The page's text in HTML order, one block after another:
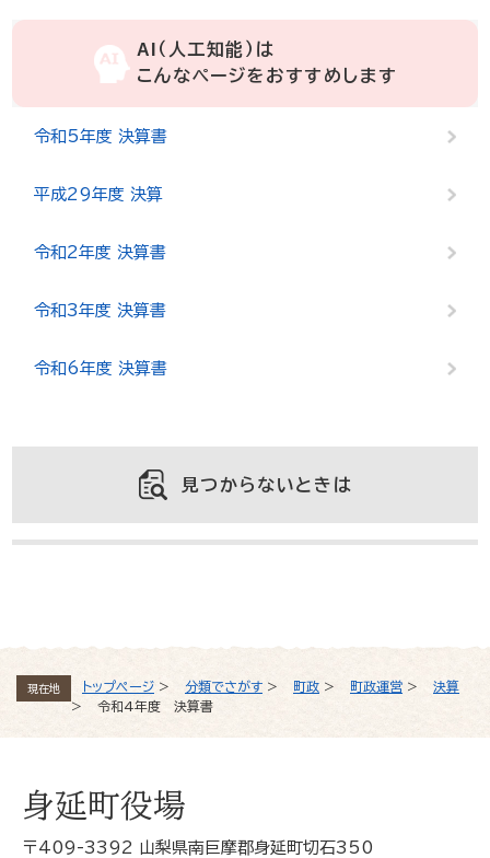
現在地 トップページ > 分類でさがす > 町政 > 町政運営 >
決算
>
令和4年度 決算書
AI（人工知能）は
こんなページをおすすめします
令和5年度 決算書
平成29年度 決算
令和2年度 決算書
令和3年度 決算書
令和6年度 決算書
見つからないときは
身延町役場
〒409-3392 山梨県南巨摩郡身延町切石350